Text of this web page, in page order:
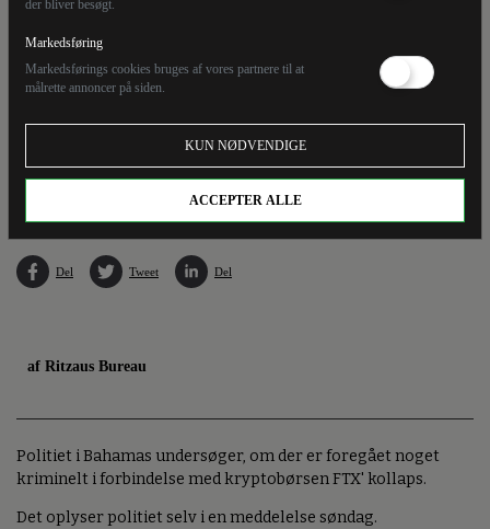
der bliver besøgt.
Markedsføring
Markedsførings cookies bruges af vores partnere til at
målrette annoncer på siden.
KUN NØDVENDIGE
ACCEPTER ALLE
FTX-grundlægger Sam Bankman-Fried, som er kendt for sin ofte uformelle påklædning
hovedperson i et stort kollaps. (Arkivfoto).
Del Tweet Del
af Ritzaus Bureau
Politiet i Bahamas undersøger, om der er foregået noget
kriminelt i forbindelse med kryptobørsen FTX' kollaps.
Det oplyser politiet selv i en meddelelse søndag.